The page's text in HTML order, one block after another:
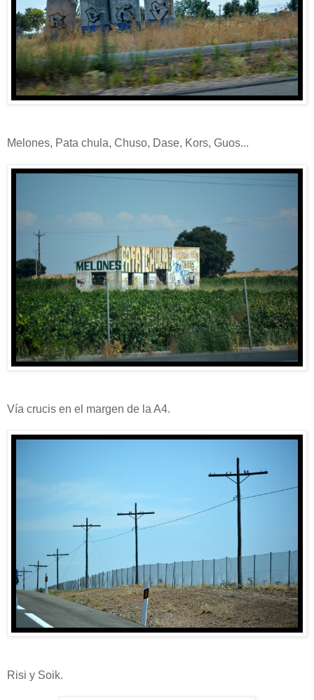
Melones, Pata chula, Chuso, Dase, Kors, Guos...
Vía crucis en el margen de la A4.
Risi y Soik.